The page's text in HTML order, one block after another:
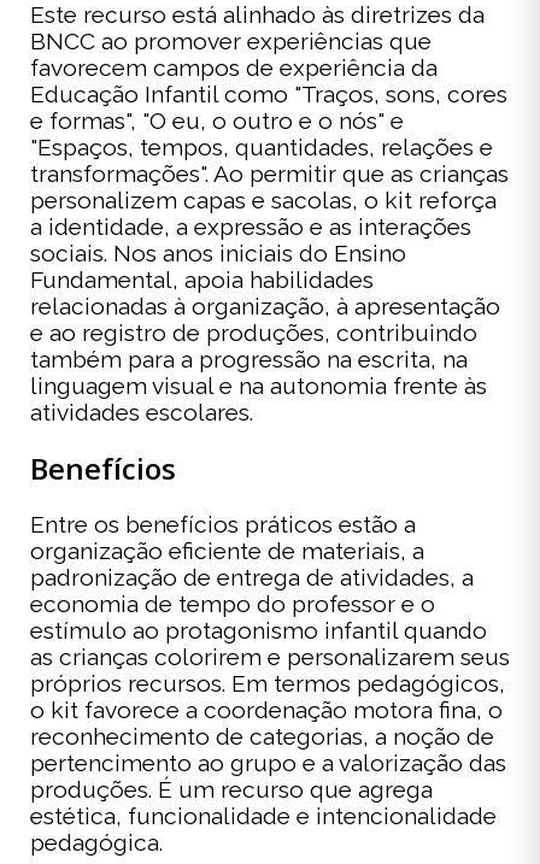
Este recurso está alinhado às diretrizes da
BNCC ao promover experiências que
favorecem campos de experiência da
Educação Infantil como "Traços, sons, cores
e formas", "O eu, o outro e o nós" e
"Espaços, tempos, quantidades, relações e
transformações". Ao permitir que as crianças
personalizem capas e sacolas, o kit reforça
a identidade, a expressão e as interações
sociais. Nos anos iniciais do Ensino
Fundamental, apoia habilidades
relacionadas à organização, à apresentação
e ao registro de produções, contribuindo
também para a progressão na escrita, na
linguagem visual e na autonomia frente às
atividades escolares.
Benefícios
Entre os benefícios práticos estão a
organização eficiente de materiais, a
padronização de entrega de atividades, a
economia de tempo do professor e o
estímulo ao protagonismo infantil quando
as crianças colorirem e personalizarem seus
próprios recursos. Em termos pedagógicos,
o kit favorece a coordenação motora fina, o
reconhecimento de categorias, a noção de
pertencimento ao grupo e a valorização das
produções. É um recurso que agrega
estética, funcionalidade e intencionalidade
pedagógica.